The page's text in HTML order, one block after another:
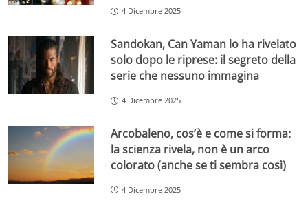
4 Dicembre 2025
Sandokan, Can Yaman lo ha rivelato
solo dopo le riprese: il segreto della
serie che nessuno immagina
4 Dicembre 2025
Arcobaleno, cos’è e come si forma:
la scienza rivela, non è un arco
colorato (anche se ti sembra così)
4 Dicembre 2025